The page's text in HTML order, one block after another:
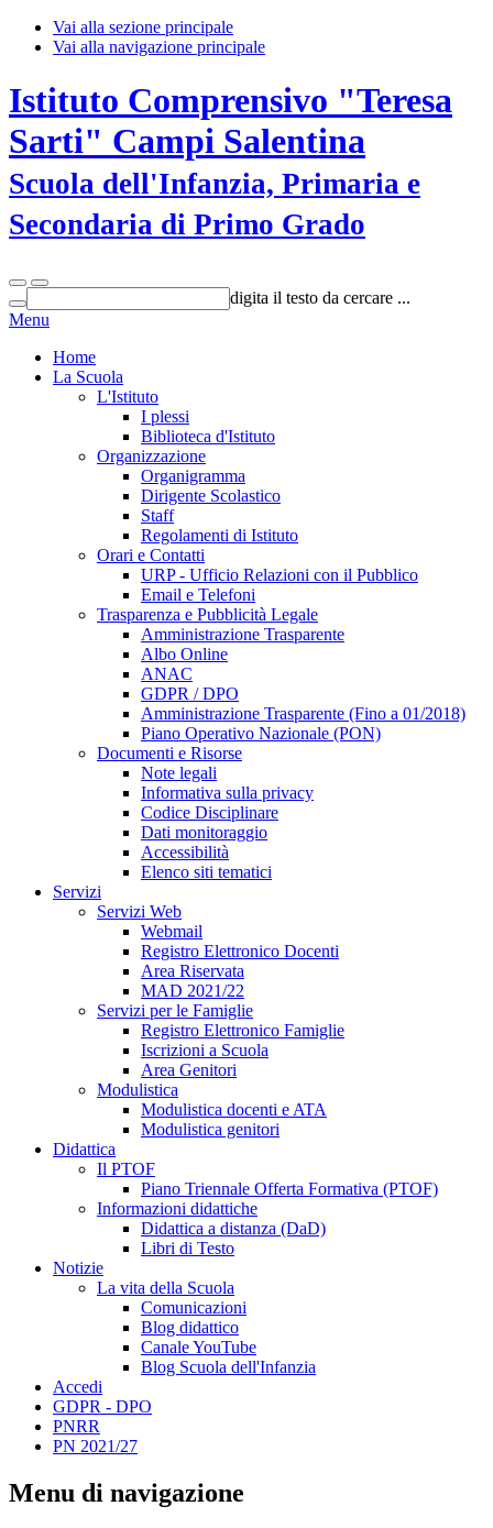
Vai alla sezione principale
Vai alla navigazione principale
Istituto Comprensivo "Teresa
Sarti" Campi Salentina
Scuola dell'Infanzia, Primaria e
Secondaria di Primo Grado
digita il testo da cercare ...
Menu
Home
La Scuola
L'Istituto
I plessi
Biblioteca d'Istituto
Organizzazione
Organigramma
Dirigente Scolastico
Staff
Regolamenti di Istituto
Orari e Contatti
URP - Ufficio Relazioni con il Pubblico
Email e Telefoni
Trasparenza e Pubblicità Legale
Amministrazione Trasparente
Albo Online
ANAC
GDPR / DPO
Amministrazione Trasparente (Fino a 01/2018)
Piano Operativo Nazionale (PON)
Documenti e Risorse
Note legali
Informativa sulla privacy
Codice Disciplinare
Dati monitoraggio
Accessibilità
Elenco siti tematici
Servizi
Servizi Web
Webmail
Registro Elettronico Docenti
Area Riservata
MAD 2021/22
Servizi per le Famiglie
Registro Elettronico Famiglie
Iscrizioni a Scuola
Area Genitori
Modulistica
Modulistica docenti e ATA
Modulistica genitori
Didattica
Il PTOF
Piano Triennale Offerta Formativa (PTOF)
Informazioni didattiche
Didattica a distanza (DaD)
Libri di Testo
Notizie
La vita della Scuola
Comunicazioni
Blog didattico
Canale YouTube
Blog Scuola dell'Infanzia
Accedi
GDPR - DPO
PNRR
PN 2021/27
Menu di navigazione